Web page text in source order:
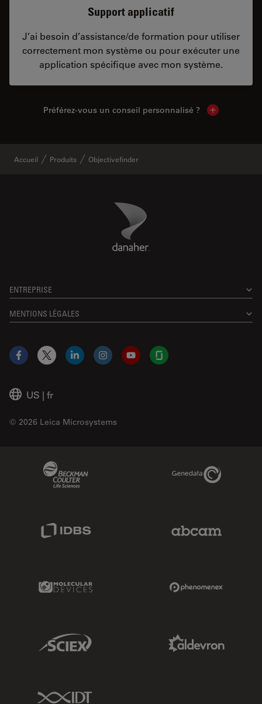
Support applicatif
J’ai besoin d’assistance/de formation pour utiliser
correctement mon système ou pour exécuter une
application spécifique avec mon système.
Préférez-vous un conseil personnalisé ? Show local
Accueil Produits Objectivefinder
Danaher Logo
ENTREPRISE
MENTIONS LÉGALES
US | fr
© 2026 Leica Microsystems
Facebook
X LinkedInInstagramYouTubeGlassdoor
Genedata Link
Molecular Devices Link
Sciex Link
IDT Link